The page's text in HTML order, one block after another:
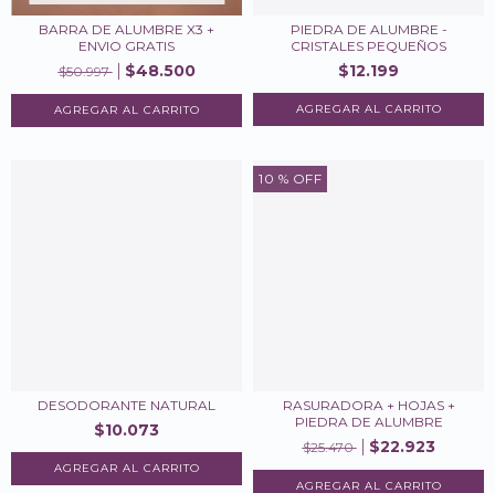
BARRA DE ALUMBRE X3 +
ENVIO GRATIS
$50.997
$48.500
PIEDRA DE ALUMBRE -
CRISTALES PEQUEÑOS
$12.199
DESODORANTE NATURAL
$10.073
AGREGAR AL CARRITO
10 % OFF
RASURADORA + HOJAS +
PIEDRA DE ALUMBRE
$25.470
$22.923